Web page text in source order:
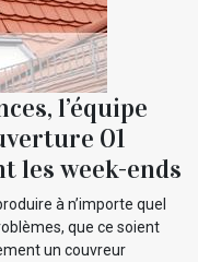
l’équipe
01
les week-ends
à n’importe quel
que ce soient
un couvreur